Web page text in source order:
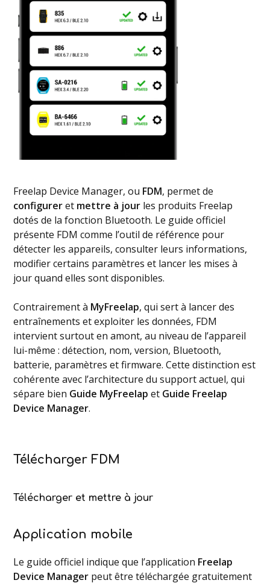
Freelap Device Manager, ou FDM, permet de
configureret mettre à jour les produits Freelap
dotés de la fonction Bluetooth. Le guide officiel
présente FDM comme l’outil de référence pour
détecter les appareils, consulter leurs informations,
modifier certains paramètres et lancer les mises à
jour quand elles sont disponibles.
Contrairement à MyFreelap, qui sert à lancer des
entraînements et exploiter les données, FDM
intervient surtout en amont, au niveau de l’appareil
lui-même : détection, nom, version, Bluetooth,
batterie, paramètres et firmware. Cette distinction est
cohérente avec l’architecture du support actuel, qui
sépare bien Guide MyFreelap et Guide Freelap
Device Manager.
Télécharger FDM
Télécharger et mettre à jour
Application mobile
Le guide officiel indique que l’application Freelap
Device Manager peut être téléchargée gratuitement